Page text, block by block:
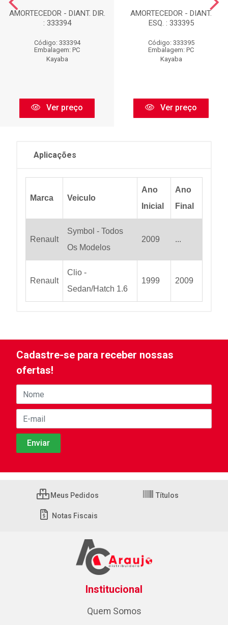
AMORTECEDOR - DIANT. DIR.
: 333394
Código: 333394
Embalagem: PC
Kayaba
Ver preço
AMORTECEDOR - DIANT.
ESQ. : 333395
Código: 333395
Embalagem: PC
Kayaba
Ver preço
Aplicações
Marca Veiculo
Ano
Inicial
Ano
Final
Renault
Symbol - Todos
Os Modelos
2009 ...
Renault
Clio -
Sedan/Hatch 1.6
1999 2009
Cadastre-se para receber nossas
ofertas!
Meus Pedidos Títulos
Notas Fiscais
Institucional
Quem Somos